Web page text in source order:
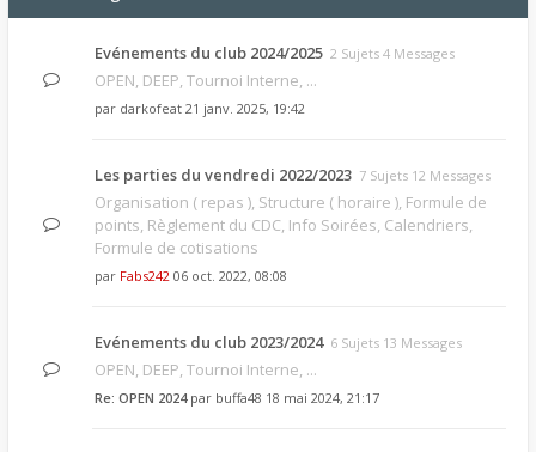
Evénements du club 2024/2025 2 Sujets 4 Messages
OPEN, DEEP, Tournoi Interne, ...
par darkofeat 21 janv. 2025, 19:42
Les parties du vendredi 2022/2023 7 Sujets 12 Messages
Organisation ( repas ), Structure ( horaire ), Formule de
points, Règlement du CDC, Info Soirées, Calendriers,
Formule de cotisations
par Fabs242 06 oct. 2022, 08:08
Evénements du club 2023/2024 6 Sujets 13 Messages
OPEN, DEEP, Tournoi Interne, ...
Re: OPEN 2024par buffa48 18 mai 2024, 21:17